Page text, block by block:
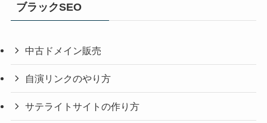
ブラックSEO
中古ドメイン販売
自演リンクのやり方
サテライトサイトの作り方